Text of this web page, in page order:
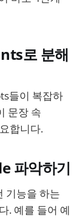
로 분해
들이 복잡하
문장 속
합니다.
파악하기
기능을 하는
. 예를 들어 예